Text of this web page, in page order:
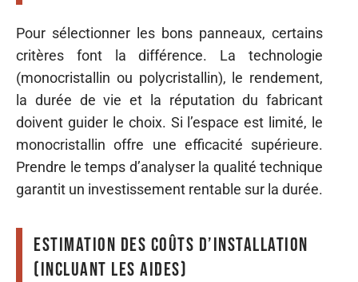
Pour sélectionner les bons panneaux, certains
critères font la différence. La technologie
(monocristallin ou polycristallin), le rendement,
la durée de vie et la réputation du fabricant
doivent guider le choix. Si l’espace est limité, le
monocristallin offre une efficacité supérieure.
Prendre le temps d’analyser la qualité technique
garantit un investissement rentable sur la durée.
Estimation des coûts d’installation
(incluant les aides)